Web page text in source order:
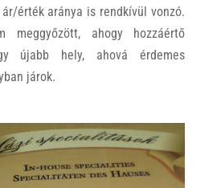
érték aránya is rendkívül vonzó.
meggyőzött, ahogy hozzáértő
újabb hely, ahová érdemes
járok.